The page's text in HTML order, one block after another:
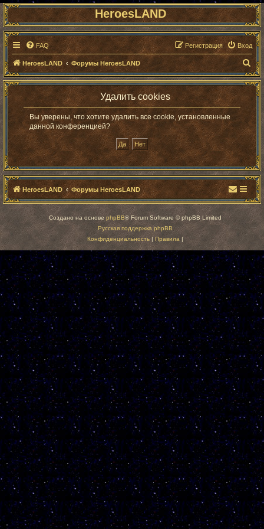
HeroesLAND
FAQ Вход
Регистрация
HeroesLAND Форумы HeroesLAND
П
о
и
к
Удалить cookies
Вы уверены, что хотите удалить все cookie, установленные
данной конференцией?
HeroesLAND Форумы HeroesLAND
Создано на основе phpBB® Forum Software © phpBB Limited
Русская поддержка phpBB
Конфиденциальность| Правила |